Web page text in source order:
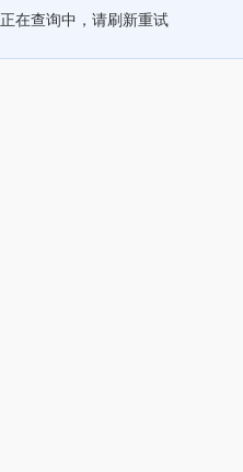
正在查询中，请刷新重试